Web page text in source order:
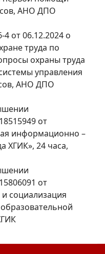
АНО ДПО
от 06.12.2024 о
труда по
охраны труда
управления
АНО ДПО
от
информационно –
ХГИК», 24 часа,
от
и социализация